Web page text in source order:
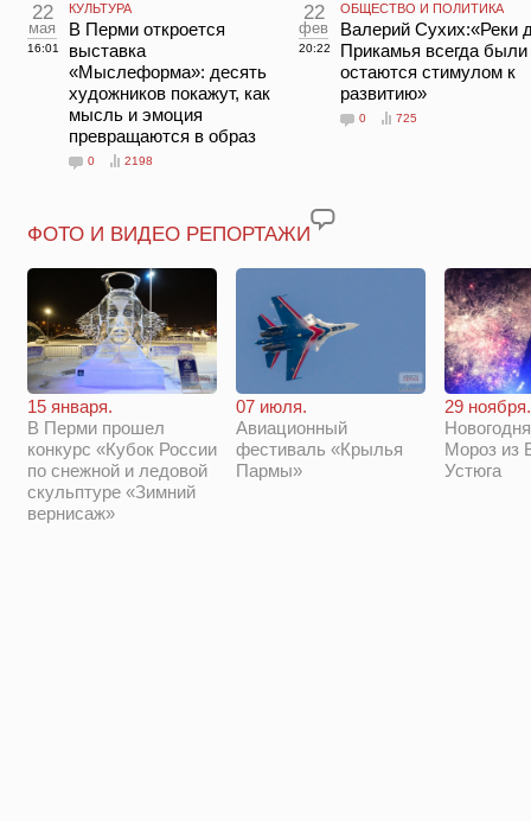
22
мая
16:01
КУЛЬТУРА
В Перми откроется
выставка
«Мыслеформа»: десять
художников покажут, как
мысль и эмоция
превращаются в образ
0 2198
22
фев
20:22
ОБЩЕСТВО И ПОЛИТИКА
Валерий Сухих:«Реки
Прикамья всегда были
остаются стимулом к
развитию»
0 725
ФОТО И ВИДЕО РЕПОРТАЖИ
15 января.
В Перми прошел
конкурс «Кубок России
по снежной и ледовой
скульптуре «Зимний
вернисаж»
07 июля.
Авиационный
фестиваль «Крылья
Пармы»
29 ноября.
Мороз из
Устюга